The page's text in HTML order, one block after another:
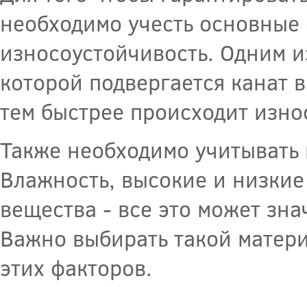
необходимо учесть
износоустойчивость. Одним
которой подвергается
тем быстрее происходит
Также необходимо
Влажность, высокие и
вещества - все это может
Важно выбирать такой
этих факторов.